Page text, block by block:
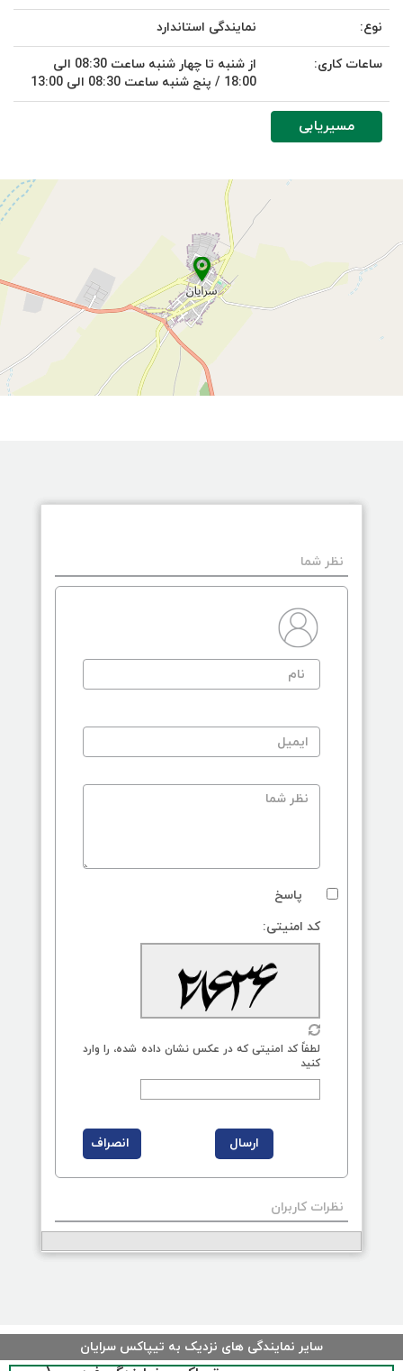
نوع: نمایندگی استاندارد
ساعات کاری:
از شنبه تا چهار شنبه ساعت 08:30 الی
18:00 / پنج شنبه ساعت 08:30 الی 13:00
مسیریابی
نظر شما
پاسخ
کد امنیتی:
لطفاً کد امنیتی که در عکس نشان داده شده، را وارد
کنید
نظرات کاربران
سایر نمایندگی های نزدیک به تیپاکس سرایان